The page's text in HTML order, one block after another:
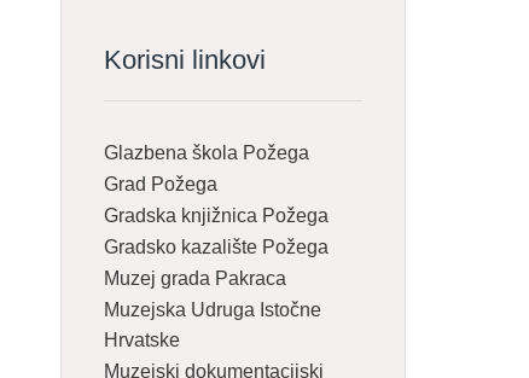
Korisni linkovi
Glazbena škola Požega
Grad Požega
Gradska knjižnica Požega
Gradsko kazalište Požega
Muzej grada Pakraca
Muzejska Udruga Istočne
Hrvatske
Muzejski dokumentacijski